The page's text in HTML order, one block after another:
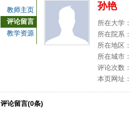
教师主页
评论留言
教学资源
孙艳
所在大学：
所在院系：
所在地区：
所在城市：
评论次数：
本页网址：
评论留言(0条)